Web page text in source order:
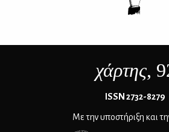
χάρτης,
ΙSSN 2732-8279
Με την υποστήριξη και